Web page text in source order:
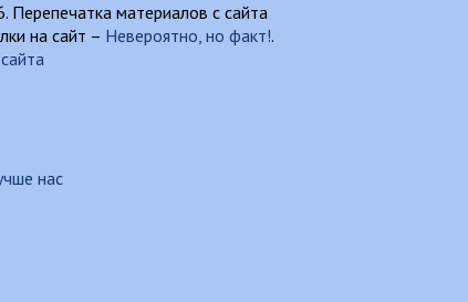
материалов с сайта
на сайт – Невероятно, но факт!.
нас